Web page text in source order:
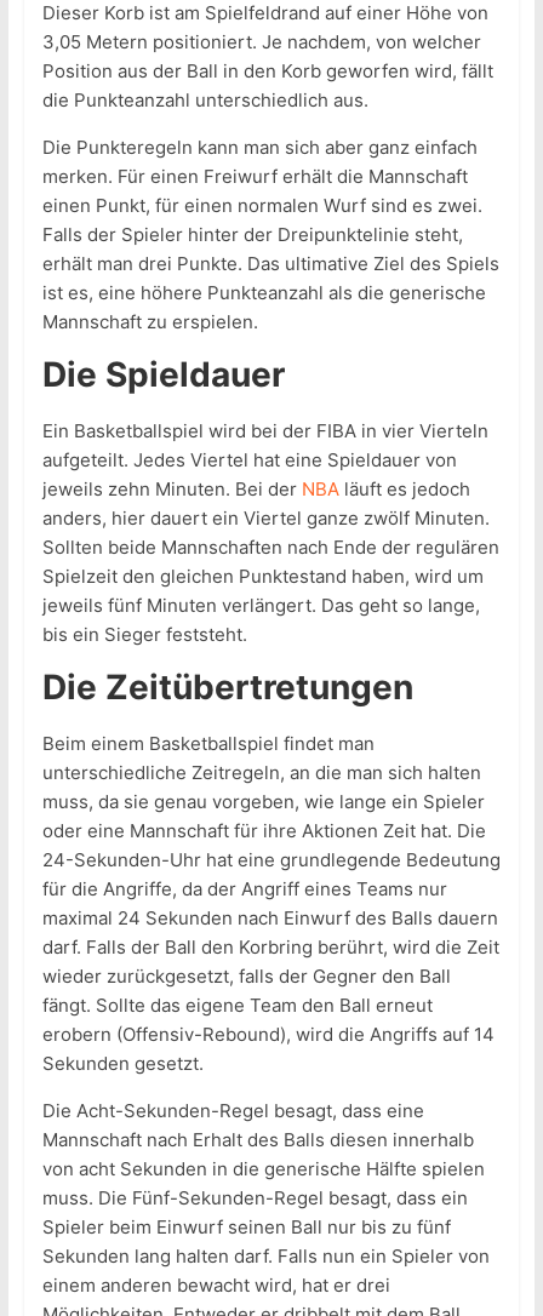
Dieser Korb ist am Spielfeldrand auf einer Höhe von
3,05 Metern positioniert. Je nachdem, von welcher
Position aus der Ball in den Korb geworfen wird, fällt
die Punkteanzahl unterschiedlich aus.
Die Punkteregeln kann man sich aber ganz einfach
merken. Für einen Freiwurf erhält die Mannschaft
einen Punkt, für einen normalen Wurf sind es zwei.
Falls der Spieler hinter der Dreipunktelinie steht,
erhält man drei Punkte. Das ultimative Ziel des Spiels
ist es, eine höhere Punkteanzahl als die generische
Mannschaft zu erspielen.
Die Spieldauer
Ein Basketballspiel wird bei der FIBA in vier Vierteln
aufgeteilt. Jedes Viertel hat eine Spieldauer von
jeweils zehn Minuten. Bei der NBAläuft es jedoch
anders, hier dauert ein Viertel ganze zwölf Minuten.
Sollten beide Mannschaften nach Ende der regulären
Spielzeit den gleichen Punktestand haben, wird um
jeweils fünf Minuten verlängert. Das geht so lange,
bis ein Sieger feststeht.
Die Zeitübertretungen
Beim einem Basketballspiel findet man
unterschiedliche Zeitregeln, an die man sich halten
muss, da sie genau vorgeben, wie lange ein Spieler
oder eine Mannschaft für ihre Aktionen Zeit hat. Die
24-Sekunden-Uhr hat eine grundlegende Bedeutung
für die Angriffe, da der Angriff eines Teams nur
maximal 24 Sekunden nach Einwurf des Balls dauern
darf. Falls der Ball den Korbring berührt, wird die Zeit
wieder zurückgesetzt, falls der Gegner den Ball
fängt. Sollte das eigene Team den Ball erneut
erobern (Offensiv-Rebound), wird die Angriffs auf 14
Sekunden gesetzt.
Die Acht-Sekunden-Regel besagt, dass eine
Mannschaft nach Erhalt des Balls diesen innerhalb
von acht Sekunden in die generische Hälfte spielen
muss. Die Fünf-Sekunden-Regel besagt, dass ein
Spieler beim Einwurf seinen Ball nur bis zu fünf
Sekunden lang halten darf. Falls nun ein Spieler von
einem anderen bewacht wird, hat er drei